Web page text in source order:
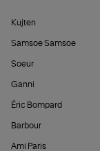
Kujten
Samsoe Samsoe
Soeur
Ganni
Éric Bompard
Barbour
Ami Paris